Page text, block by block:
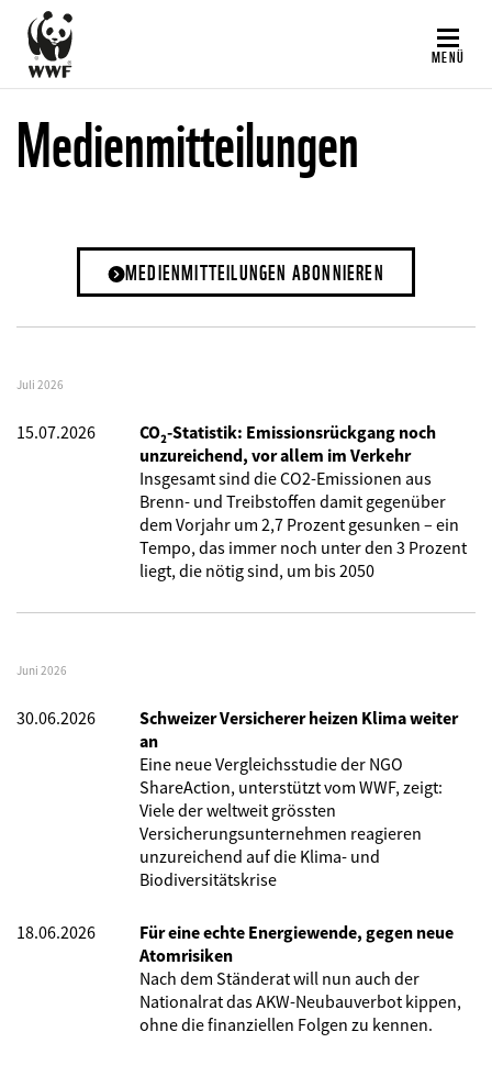
Direkt
zum
Inhalt
MENÜ
Medienmitteilungen
MEDIENMITTEILUNGEN ABONNIEREN
Juli 2026
15.07.2026
CO₂-Statistik: Emissionsrückgang noch
unzureichend, vor allem im Verkehr
Insgesamt sind die CO2-Emissionen aus
Brenn- und Treibstoffen damit gegenüber
dem Vorjahr um 2,7 Prozent gesunken – ein
Tempo, das immer noch unter den 3 Prozent
liegt, die nötig sind, um bis 2050
Juni 2026
30.06.2026
Schweizer Versicherer heizen Klima weiter
an
Eine neue Vergleichsstudie der NGO
ShareAction, unterstützt vom WWF, zeigt:
Viele der weltweit grössten
Versicherungsunternehmen reagieren
unzureichend auf die Klima- und
Biodiversitätskrise
18.06.2026
Für eine echte Energiewende, gegen neue
Atomrisiken
Nach dem Ständerat will nun auch der
Nationalrat das AKW-Neubauverbot kippen,
ohne die finanziellen Folgen zu kennen.